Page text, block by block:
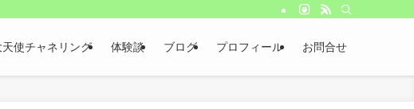
天使チャネリング 体験談 ブログ プロフィール お問合せ